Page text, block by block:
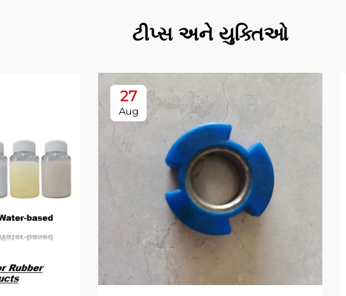
ટીપ્સ અને યુક્તિઓ
27
Aug